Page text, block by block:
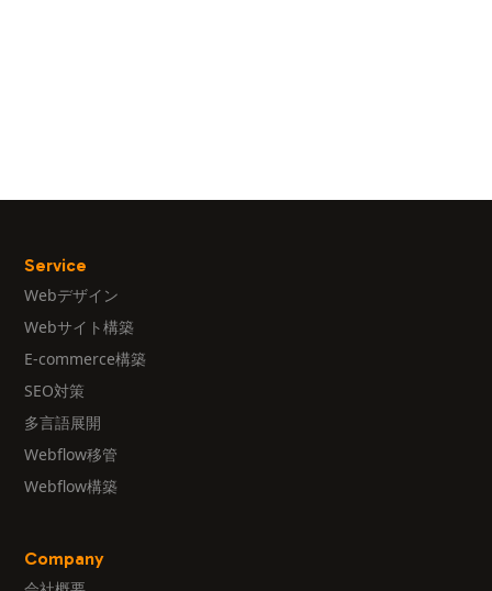
Service
Webデザイン
Webサイト構築
E-commerce構築
SEO対策
多言語展開
Webflow移管
Webflow構築
Company